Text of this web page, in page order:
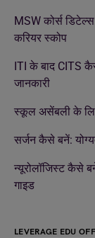
MSW कोर्स
करियर स्कोप
ITI के बाद CITS
जानकारी
स्कूल असेंबली के
सर्जन कैसे बनें:
न्यूरोलॉजिस्ट कैसे
गाइड
LEVERAGE EDU